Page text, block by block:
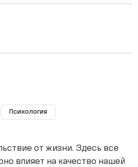
Психология
от жизни. Здесь все
влияет на качество нашей